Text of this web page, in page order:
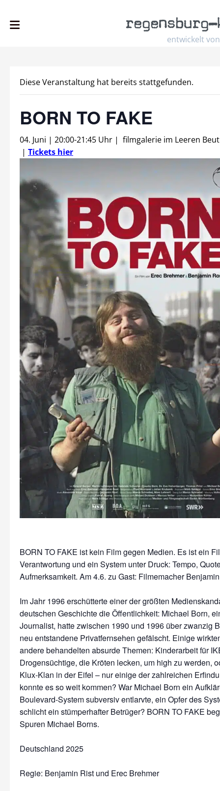
entwickelt von
regensburg–
Diese Veranstaltung hat bereits stattgefunden.
BORN TO FAKE
04. Juni | 20:00-21:45 Uhr | filmgalerie im Leeren
| Tickets hier
BORN TO FAKE ist kein Film gegen Medien. Es ist ein
Verantwortung und ein System unter Druck: Tempo,
Aufmerksamkeit. Am 4.6. zu Gast: Filmemacher
Im Jahr 1996 erschütterte einer der größten
deutschen Geschichte die Öffentlichkeit: Michael Born,
Journalist, hatte zwischen 1990 und 1996 über zwanzig
neu entstandene Privatfernsehen gefälscht. Einige
andere behandelten absurde Themen: Kinderarbeit für
Drogensüchtige, die Kröten lecken, um high zu werden,
Klux-Klan in der Eifel – nur einige der zahlreichen
konnte es so weit kommen? War Michael Born ein
Boulevard-System subversiv entlarvte, ein Opfer des
schlicht ein stümperhafter Betrüger? BORN TO FAKE
Spuren Michael Borns.
Deutschland 2025
Regie: Benjamin Rist und Erec Brehmer